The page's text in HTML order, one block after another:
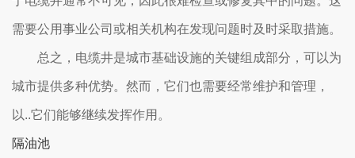
需要公用事业公司或相关机构在发现问题时及时采取措施。
总之，电缆井是城市基础设施的关键组成部分，可以为
城市提供多种优势。然而，它们也需要经常维护和管理，
以..它们能够继续发挥作用。
隔油池